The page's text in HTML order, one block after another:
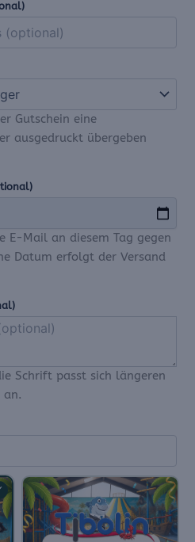
Gutschein eine
ausgedruckt übergeben
E-Mail an diesem Tag gegen
Datum erfolgt der Versand
Schrift passt sich längeren
an.